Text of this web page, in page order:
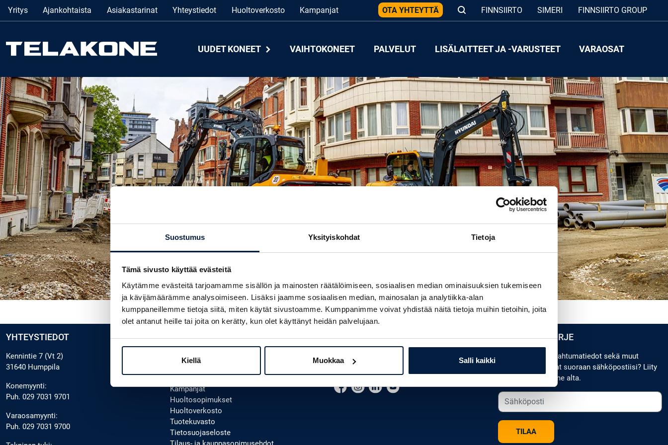
Suostumus Yksityiskohdat Tietoja
Tämä sivusto käyttää evästeitä
Käytämme evästeitä tarjoamamme sisällön ja mainosten räätälöimiseen, sosiaalisen median ominaisuuksien tukemiseen
ja kävijämäärämme analysoimiseen. Lisäksi jaamme sosiaalisen median, mainosalan ja analytiikka-alan
kumppaneillemme tietoja siitä, miten käytät sivustoamme. Kumppanimme voivat yhdistää näitä tietoja muihin tietoihin, joita
olet antanut heille tai joita on kerätty, kun olet käyttänyt heidän palvelujaan.
Kiellä Muokkaa Salli kaikki
Yritys Ajankohtaista Asiakastarinat Yhteystiedot Huoltoverkosto Kampanjat OTA YHTEYTTÄ FINNSIIRTO SIMERI FINNSIIRTO GROUP
UUDET KONEET VAIHTOKONEET PALVELUT LISÄLAITTEET JA -VARUSTEET VARAOSAT
YHTEYSTIEDOT
Kennintie 7 (Vt 2)
31640 Humppila
Konemyynti:
Puh. 029 7031 9701
Varaosamyynti:
Puh. 029 7031 9700
SUOMEN TELAKONE
Miksi valita Telakone?
Ajankohtaista
Kampanjat
Huoltosopimukset
Huoltoverkosto
Tuotekuvasto
Tietosuojaseloste
YHTEYDENOTTO
Medialle
TILAA UUTISKIRJE
Koneuutuudet, tapahtumatiedot sekä muut
ajankohtaiset asiat suoraan sähköpostiisi? Liity
postituslistallemme alta.